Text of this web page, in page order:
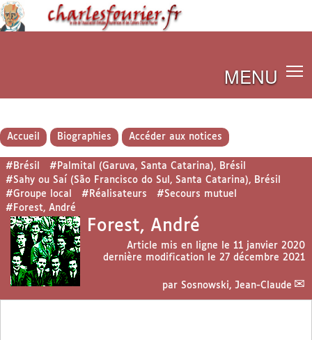
MENU
Accueil Biographies Accéder aux notices
#Brésil
#Palmital (Garuva, Santa Catarina), Brésil
#Sahy ou Saí (São Francisco do Sul, Santa Catarina), Brésil
#Groupe local
#Réalisateurs
#Secours mutuel
#Forest, André
Forest, André
Article mis en ligne le 11 janvier 2020
dernière modification le 27 décembre 2021
par Sosnowski, Jean-Claude